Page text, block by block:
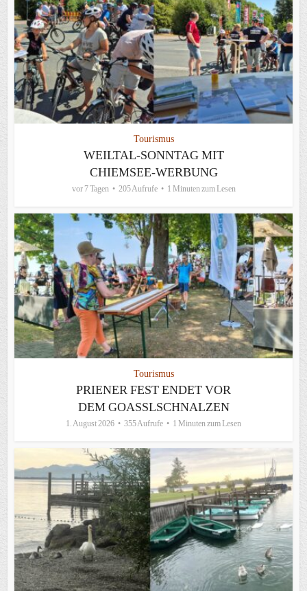
Tourismus
WEILTAL-SONNTAG MIT
CHIEMSEE-WERBUNG
vor 7 Tagen 205 Aufrufe 1 Minuten zum Lesen
Tourismus
PRIENER FEST ENDET VOR
DEM GOASSLSCHNALZEN
1. August 2026 355 Aufrufe 1 Minuten zum Lesen